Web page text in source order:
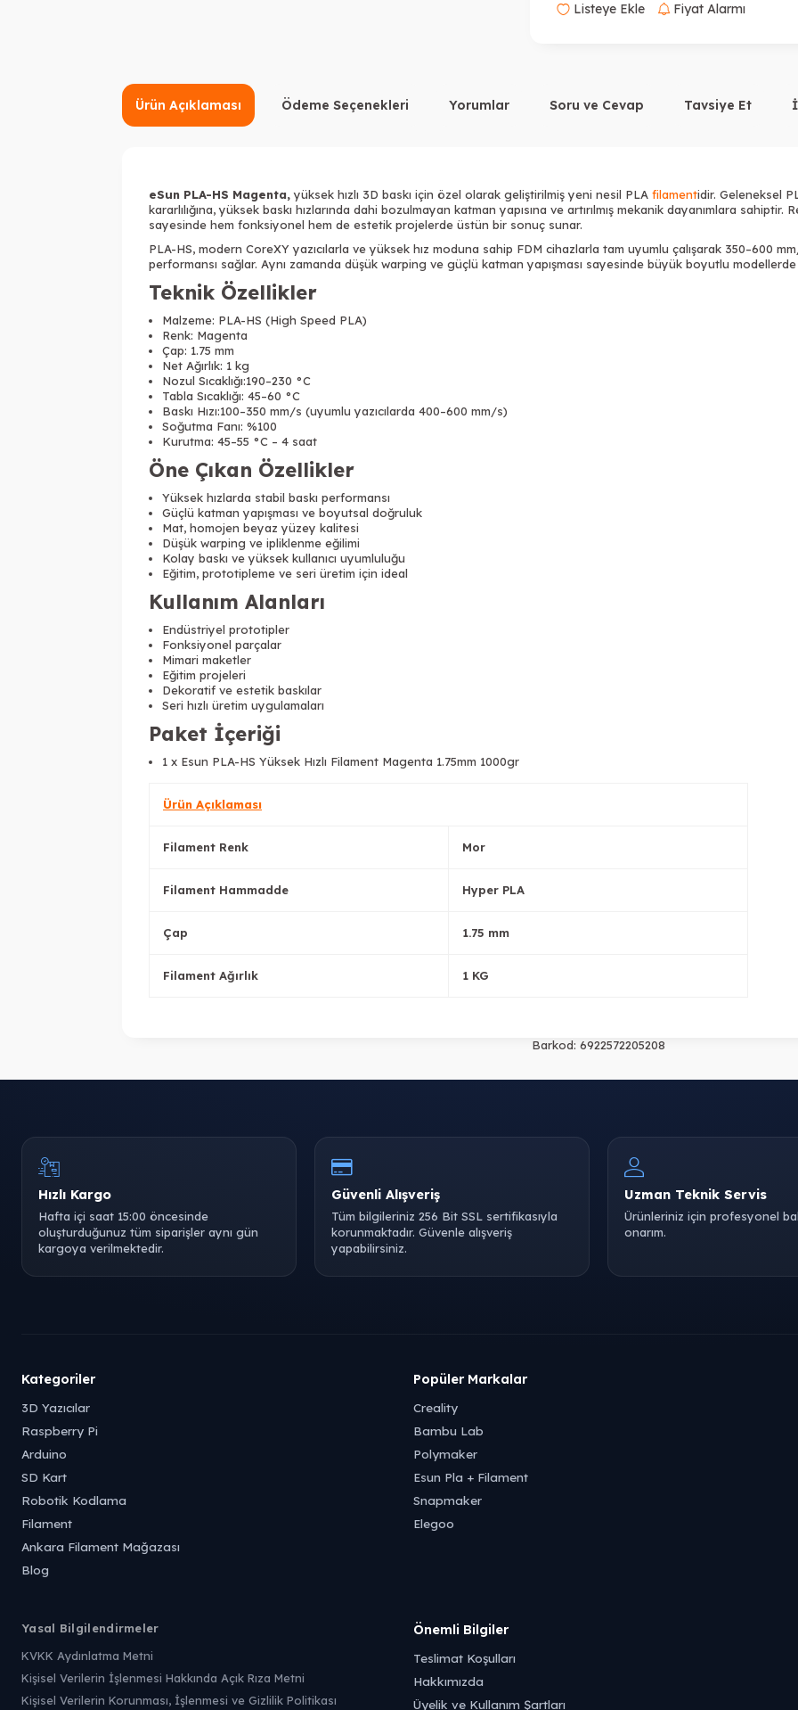
Listeye Ekle Fiyat Alarmı
Ürün Açıklaması Ödeme Seçenekleri Yorumlar Soru ve Cevap Tavsiye Et
eSun PLA-HS Magenta,yüksek hızlı 3D baskı için özel olarak geliştirilmiş yeni nesil PLA filamentidir. Geleneksel
kararlılığına, yüksek baskı hızlarında dahi bozulmayan katman yapısına ve artırılmış mekanik dayanımlara
sayesinde hem fonksiyonel hem de estetik projelerde üstün bir sonuç sunar.
PLA-HS, modern CoreXY yazıcılarla ve yüksek hız moduna sahip FDM cihazlarla tam uyumlu çalışarak 350–600
performansı sağlar. Aynı zamanda düşük warping ve güçlü katman yapışması sayesinde büyük boyutlu
Teknik Özellikler
Malzeme: PLA-HS (High Speed PLA)
Renk: Magenta
Çap: 1.75 mm
Net Ağırlık: 1 kg
Nozul Sıcaklığı:190–230 °C
Tabla Sıcaklığı: 45–60 °C
Baskı Hızı:100–350 mm/s (uyumlu yazıcılarda 400–600 mm/s)
Soğutma Fanı: %100
Kurutma: 45–55 °C – 4 saat
Öne Çıkan Özellikler
Yüksek hızlarda stabil baskı performansı
Güçlü katman yapışması ve boyutsal doğruluk
Mat, homojen beyaz yüzey kalitesi
Düşük warping ve ipliklenme eğilimi
Kolay baskı ve yüksek kullanıcı uyumluluğu
Eğitim, prototipleme ve seri üretim için ideal
Kullanım Alanları
Endüstriyel prototipler
Fonksiyonel parçalar
Mimari maketler
Eğitim projeleri
Dekoratif ve estetik baskılar
Seri hızlı üretim uygulamaları
Paket İçeriği
1 x Esun PLA-HS Yüksek Hızlı Filament Magenta 1.75mm 1000gr
Ürün Açıklaması
Filament Renk Mor
Filament Hammadde Hyper PLA
Çap 1.75 mm
Filament Ağırlık 1 KG
Barkod: 6922572205208
Hızlı Kargo
Hafta içi saat 15:00 öncesinde
oluşturduğunuz tüm siparişler aynı gün
kargoya verilmektedir.
Güvenli Alışveriş
Tüm bilgileriniz 256 Bit SSL sertifikasıyla
korunmaktadır. Güvenle alışveriş
yapabilirsiniz.
Uzman Teknik Servis
Ürünleriniz için profesyonel
onarım.
Kategoriler
3D Yazıcılar
Raspberry Pi
Arduino
SD Kart
Robotik Kodlama
Filament
Ankara Filament Mağazası
Blog
Popüler Markalar
Creality
Bambu Lab
Polymaker
Esun Pla + Filament
Snapmaker
Elegoo
Yasal Bilgilendirmeler
KVKK Aydınlatma Metni
Kişisel Verilerin İşlenmesi Hakkında Açık Rıza Metni
Kişisel Verilerin Korunması, İşlenmesi ve Gizlilik Politikası
Önemli Bilgiler
Teslimat Koşulları
Hakkımızda
Üyelik ve Kullanım Şartları